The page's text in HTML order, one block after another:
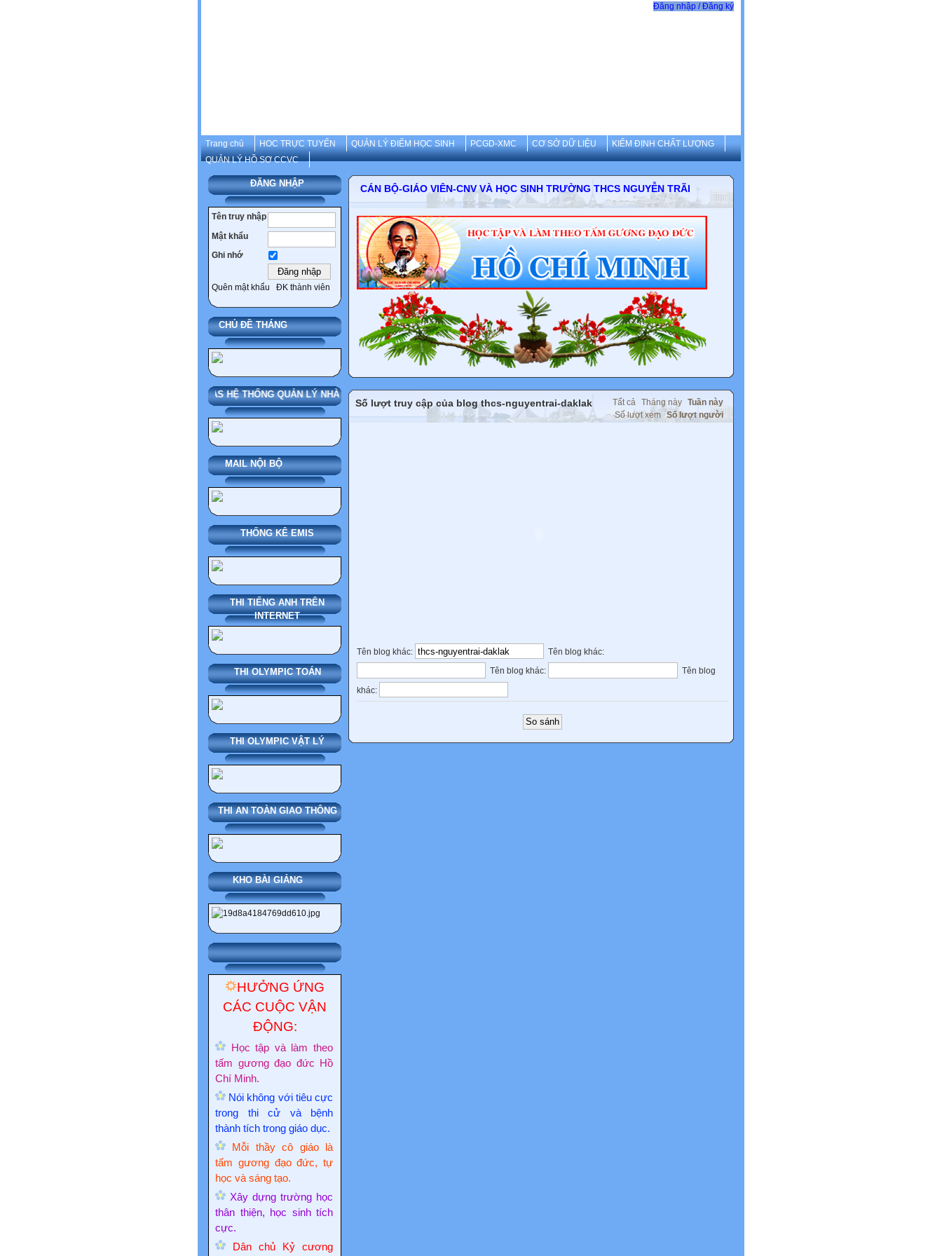
Đăng nhập / Đăng ký
Trang chủ HOC TRỰC TUYẾN QUẢN LÝ ĐIỂM HỌC SINH PCGD-XMC CƠ SỞ DỮ LIỆU
KIỂM ĐỊNH CHẤT LƯỢNG
QUẢN LÝ HỒ SƠ CCVC
ĐĂNG NHẬP
Tên truy nhập
Mật khẩu
Ghi nhớ
Quên mật khẩu ĐK thành viên
CHỦ ĐỀ THÁNG
SMAS HỆ THỐNG QUẢN LÝ NHÀ TRƯỜNG
MAIL NỘI BỘ
THỐNG KÊ EMIS
THI TIẾNG ANH TRÊN
INTERNET
THI OLYMPIC TOÁN
THI OLYMPIC VẬT LÝ
THI AN TOÀN GIAO THÔNG
KHO BÀI GIẢNG
HƯỞNG ỨNG
CÁC CUỘC VẬN
ĐỘNG:
Học tập và làm theo
tấm gương đạo đức Hồ
Chí Minh.
Nói không với tiêu cực
trong thi cử và bệnh
thành tích trong giáo dục.
Mỗi thầy cô giáo là
tấm gương đạo đức, tự
học và sáng tạo.
Xây dựng trường học
thân thiện, học sinh tích
cực.
Dân chủ Kỷ cương
CÁN BỘ-GIÁO VIÊN-CNV VÀ HỌC SINH TRƯỜNG THCS NGUYỄN TRÃI
Tất cả Tháng này Tuần này
Số lượt xem Số lượt người
Số lượt truy cập của blog thcs-nguyentrai-daklak
Tên blog khác:
Tên blog khác:
Tên blog khác:
Tên blog
khác: